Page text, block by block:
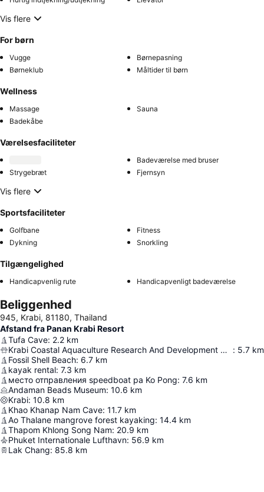
Vis flere
For børn
Vugge
Børnepasning
Børneklub
Måltider til børn
Wellness
Massage
Sauna
Badekåbe
Værelsesfaciliteter
Badeværelse med bruser
Strygebræt
Fjernsyn
Vis flere
Sportsfaciliteter
Golfbane
Fitness
Dykning
Snorkling
Tilgængelighed
Handicapvenlig rute Handicapvenligt badeværelse
Beliggenhed
945, Krabi, 81180, Thailand
Afstand fra Panan Krabi Resort
Tufa Cave: 2.2 km
Krabi Coastal Aquaculture Research And Development Center
: 5.7 km
Fossil Shell Beach: 6.7 km
kayak rental: 7.3 km
место отправления speedboat ра Ko Pong: 7.6 km
Andaman Beads Museum: 10.6 km
Krabi: 10.8 km
Khao Khanap Nam Cave: 11.7 km
Ao Thalane mangrove forest kayaking: 14.4 km
Thapom Khlong Song Nam: 20.9 km
Phuket Internationale Lufthavn: 56.9 km
Lak Chang: 85.8 km